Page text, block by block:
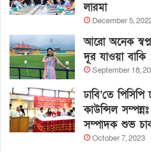
লারমা
December 5,
আরো অনেক
দূর যাওয়া বাকি
September 18,
ঢাবি’তে
কাউন্সিল
সম্পাদক শুভ
October 7, 2023